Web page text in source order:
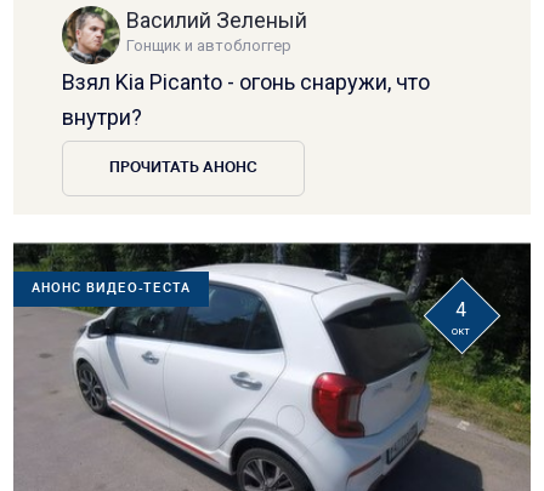
Василий Зеленый
Гонщик и автоблоггер
Взял Kia Picanto - огонь снаружи, что
внутри?
ПРОЧИТАТЬ АНОНС
АНОНС ВИДЕО-ТЕСТА
4
окт